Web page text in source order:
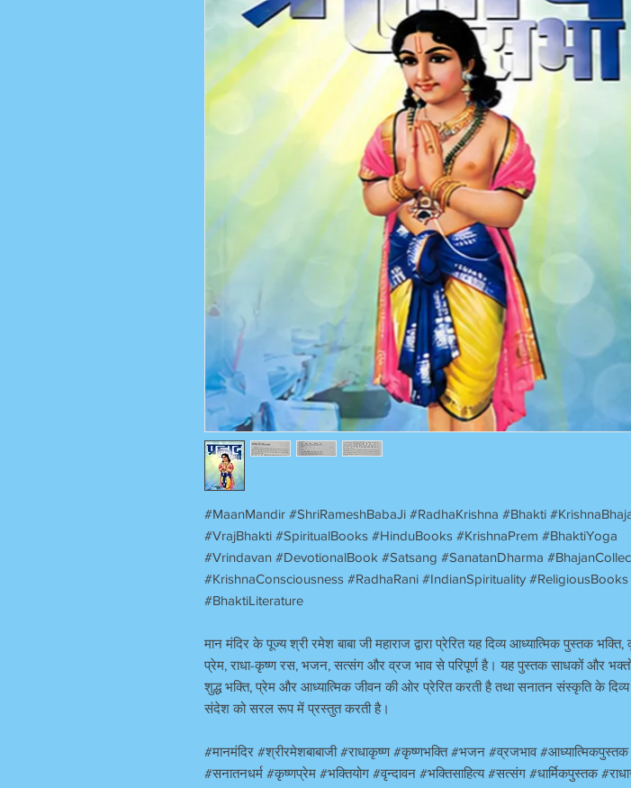
#MaanMandir #ShriRameshBabaJi #RadhaKrishna #Bhakti
#VrajBhakti #SpiritualBooks #HinduBooks #KrishnaPrem #BhaktiYoga
#Vrindavan #DevotionalBook #Satsang #SanatanDharma
#KrishnaConsciousness #RadhaRani #IndianSpirituality #ReligiousBooks
#BhaktiLiterature
मान मंदिर के पूज्य श्री रमेश बाबा जी महाराज द्वारा प्रेरित यह दिव्य आध्यात्मिक पुस्तक भक्ति,
प्रेम, राधा-कृष्ण रस, भजन, सत्संग और व्रज भाव से परिपूर्ण है। यह पुस्तक साधकों और
शुद्ध भक्ति, प्रेम और आध्यात्मिक जीवन की ओर प्रेरित करती है तथा सनातन संस्कृति के दिव्य
संदेश को सरल रूप में प्रस्तुत करती है।
#मानमंदिर #श्रीरमेशबाबाजी #राधाकृष्ण #कृष्णभक्ति #भजन #व्रजभाव #आध्यात्मिकपुस्तक
#सनातनधर्म #कृष्णप्रेम #भक्तियोग #वृन्दावन #भक्तिसाहित्य #सत्संग #धार्मिकपुस्तक